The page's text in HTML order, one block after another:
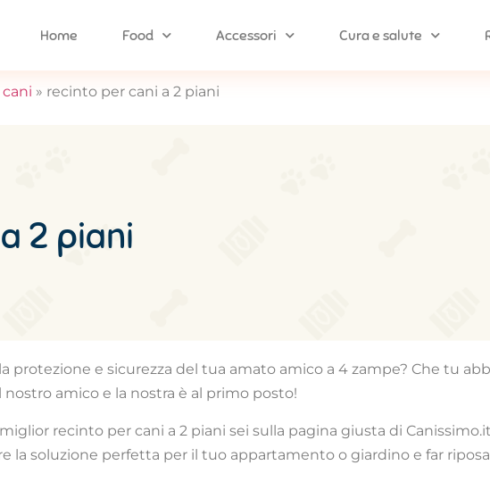
Home Food Accessori Cura e salute
» recinto per cani a 2 piani
2 piani
protezione e sicurezza del tua amato amico a 4 zampe? Che tu
amico e la nostra è al primo posto!
recinto per cani a 2 piani sei sulla pagina giusta di
la soluzione perfetta per il tuo appartamento o giardino e far